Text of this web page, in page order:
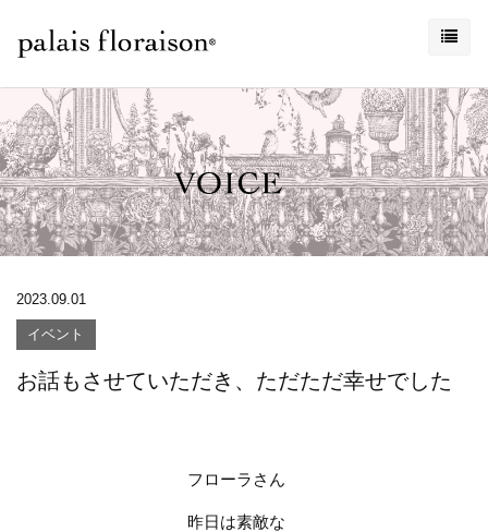
2023.09.01
イベント
お話もさせていただき、ただただ幸せでした
フローラさん
昨日は素敵な